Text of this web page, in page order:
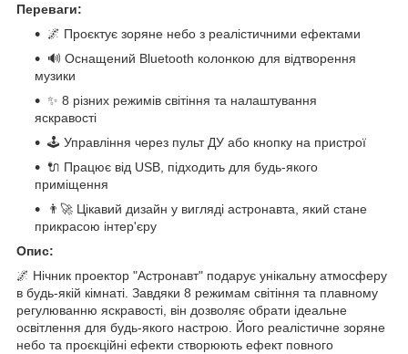
Переваги:
🌌 Проєктує зоряне небо з реалістичними ефектами
🔊 Оснащений Bluetooth колонкою для відтворення
музики
✨ 8 різних режимів світіння та налаштування
яскравості
🕹️ Управління через пульт ДУ або кнопку на пристрої
🔌 Працює від USB, підходить для будь-якого
приміщення
👨‍🚀 Цікавий дизайн у вигляді астронавта, який стане
прикрасою інтер'єру
Опис:
🌌 Нічник проектор "Астронавт" подарує унікальну атмосферу
в будь-якій кімнаті. Завдяки 8 режимам світіння та плавному
регулюванню яскравості, він дозволяє обрати ідеальне
освітлення для будь-якого настрою. Його реалістичне зоряне
небо та проєкційні ефекти створюють ефект повного